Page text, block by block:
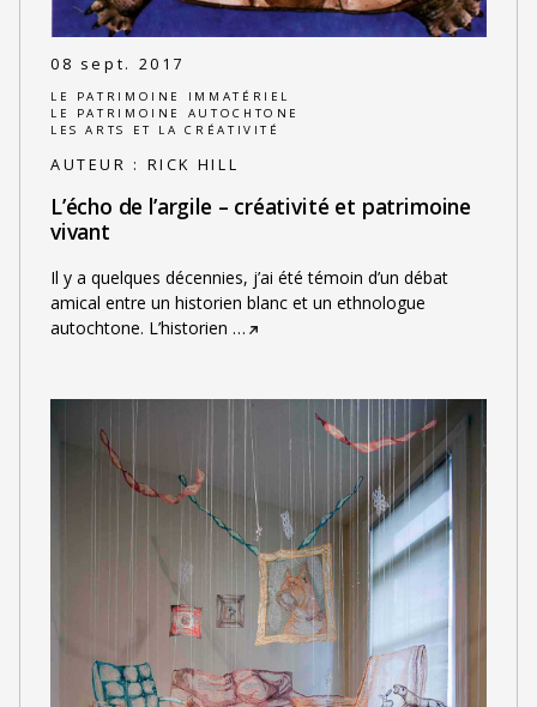
08 sept. 2017
LE PATRIMOINE IMMATÉRIEL
LE PATRIMOINE AUTOCHTONE
LES ARTS ET LA CRÉATIVITÉ
AUTEUR : RICK HILL
L’écho de l’argile – créativité et patrimoine
vivant
Il y a quelques décennies, j’ai été témoin d’un débat
amical entre un historien blanc et un ethnologue
autochtone. L’historien …